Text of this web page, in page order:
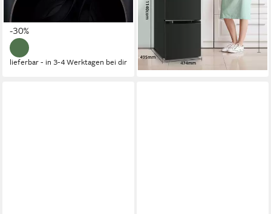
ab 389,99 € UVP
19,37 €
-30%
lieferbar - in 3-4 Werktagen bei dir
ab 269,99 €
499,99 €
13,41 €
mtl. in 24 Raten
lieferbar - in 3-4 Werktagen bei dir